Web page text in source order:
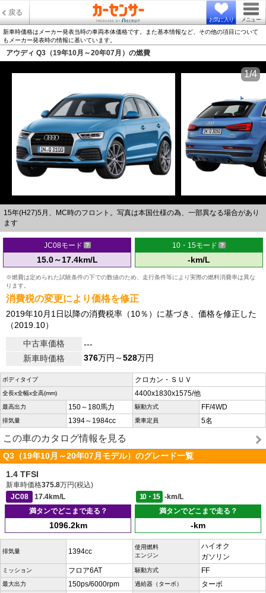
戻る
お気に入り メニュー
新車時価格はメーカー発表当時の車両本体価格です。また基本情報など、その他の項目について
もメーカー発表時の情報に基いています。
アウディ Q3（19年10月～20年07月）の燃費
15年(H27)5月、MC時のフロント。写真は本国仕様の為、一部異なる場合があり
ます
1/4
JC08モード
15.0～17.4km/L
10・15モード
-km/L
※燃費は定められた試験条件の下での数値のため、走行条件等により実際の燃料消費率は異な
ります。
消費税の変更により価格を修正
2019年10月1日以降の消費税率（10％）に基づき、価格を修正した
（2019.10）
中古車価格
---
新車時価格
376万円～528万円
ボディタイプ クロカン・ＳＵＶ
全長x全幅x全高(mm) 4400x1830x1575/他
最高出力 150～180馬力 駆動方式 FF/4WD
排気量 1394～1984cc 乗車定員 5名
この車のカタログ情報を見る
Q3（19年10月～20年07月モデル）のグレード一覧
1.4 TFSI
新車時価格375.8万円(税込)
JC08
17.4km/L 10・15
-km/L
満タンでどこまで走る？
1096.2km
満タンでどこまで走る？
-km
排気量 1394cc
使用燃料
エンジン
ハイオク
ガソリン
ミッション フロア6AT 駆動方式 FF
最大出力 150ps/6000rpm 過給器（ターボ） ターボ